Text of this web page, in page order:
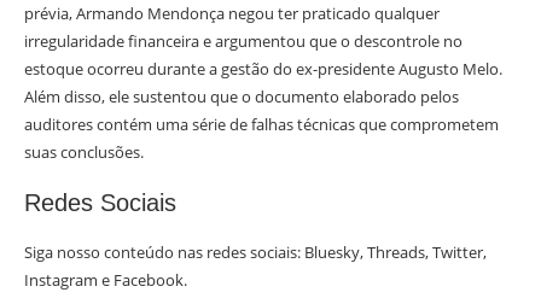
prévia, Armando Mendonça negou ter praticado qualquer
irregularidade financeira e argumentou que o descontrole no
estoque ocorreu durante a gestão do ex-presidente Augusto Melo.
Além disso, ele sustentou que o documento elaborado pelos
auditores contém uma série de falhas técnicas que comprometem
suas conclusões.
Redes Sociais
Siga nosso conteúdo nas redes sociais: Bluesky, Threads, Twitter,
Instagram e Facebook.